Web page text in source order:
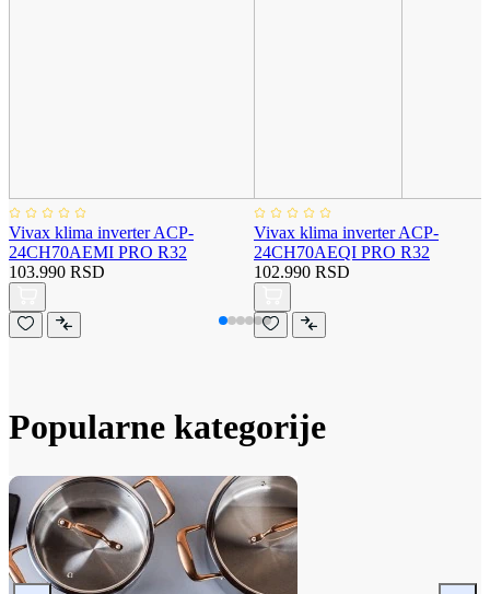
Vivax klima inverter ACP-
24CH70AEMI PRO R32
103.990 RSD
Vivax klima inverter ACP-
24CH70AEQI PRO R32
102.990 RSD
Popularne kategorije